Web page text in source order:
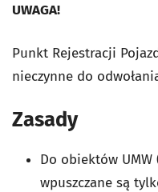
UWAGA!
Punkt Rejestracji
nieczynne do
Zasady
Do obiektów
wpuszczane są